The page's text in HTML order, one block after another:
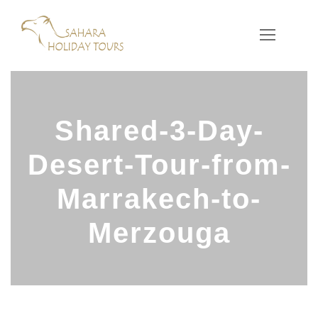
Shared-3-Day-
Desert-Tour-from-
Marrakech-to-
Merzouga